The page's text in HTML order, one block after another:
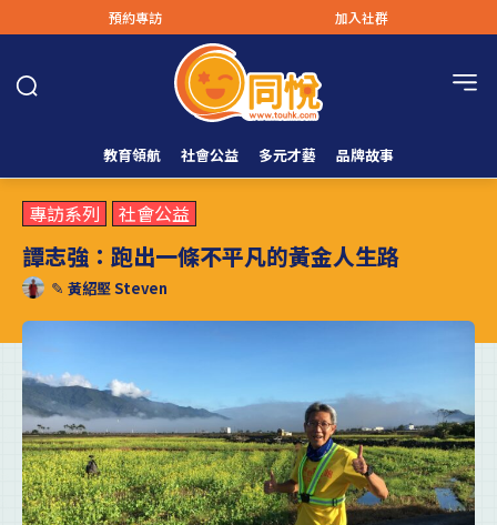
預約專訪 加入社群
教育領航 社會公益 多元才藝 品牌故事
專訪系列 社會公益
譚志強：跑出一條不平凡的黃金人生路
✎ 黃紹堅 Steven